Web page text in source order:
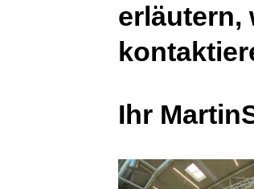
erläutern,
Ihr